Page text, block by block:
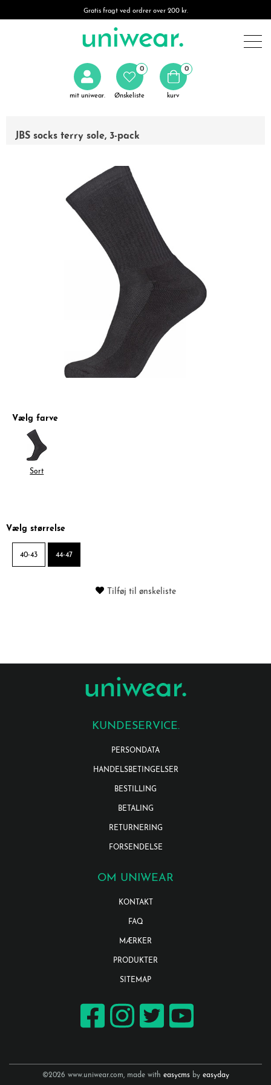
Gratis fragt ved ordrer over 200 kr.
mit uniwear. Ønskeliste
0 0
kurv
JBS socks terry sole, 3-pack
Vælg farve
Sort
Vælg størrelse
40-43 44-47
Tilføj til ønskeliste
KUNDESERVICE.
PERSONDATA
HANDELSBETINGELSER
BESTILLING
BETALING
RETURNERING
FORSENDELSE
OM UNIWEAR
KONTAKT
FAQ
MÆRKER
PRODUKTER
SITEMAP
©2026 www.uniwear.com, made with easycmsby easyday